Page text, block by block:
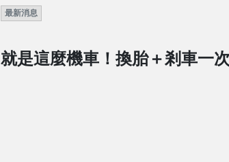
最新消息
就是這麼機車！換胎＋剎車一